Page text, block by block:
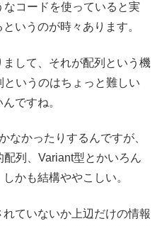
コードを使っていると実
いうのが時々あります。
して、それが配列という機
いうのはちょっと難しい
ですね。
なかったりするんですが、
列、Variant型とかいろん
かも結構ややこしい。
ていないか上辺だけの情報